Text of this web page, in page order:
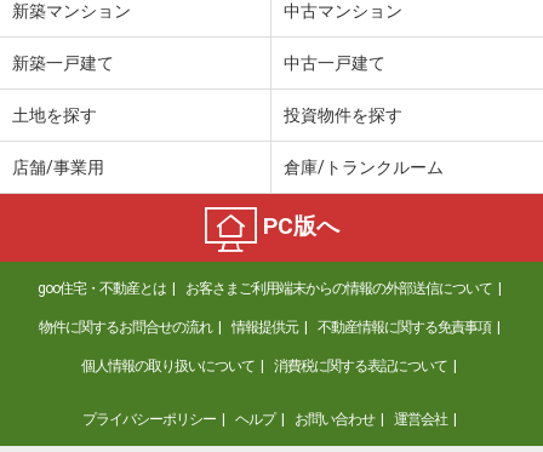
新築マンション 中古マンション
新築一戸建て 中古一戸建て
土地を探す 投資物件を探す
店舗/事業用 倉庫/トランクルーム
PC版へ
goo住宅・不動産とは お客さまご利用端末からの情報の外部送信について
物件に関するお問合せの流れ 情報提供元 不動産情報に関する免責事項
個人情報の取り扱いについて 消費税に関する表記について
プライバシーポリシー ヘルプ お問い合わせ 運営会社